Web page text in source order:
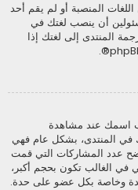
المنصبة أو لم يقم أحد
أن ينصب لغتك في
المنتدى إلى لغتك إذا
®.
اسمك عند مشاهدة
في المنتدى، بشكل عام فهي
عدد المشاركات التي قمت
في الغالب تكون بحجم أكبر،
وخاصة بكل عضو على حدة.